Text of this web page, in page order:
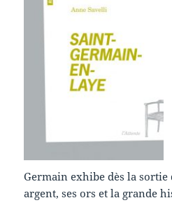
Germain exhibe dès la sortie
argent, ses ors et la grande